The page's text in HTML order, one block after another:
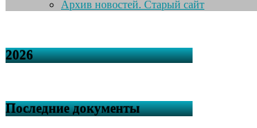
Архив новостей. Старый сайт
2026
Последние документы